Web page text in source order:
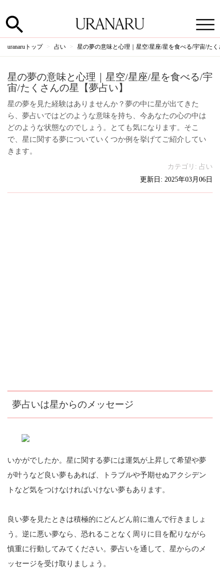
uranaruトップ 占い 星の夢の意味と心理｜星空/星座/星を食べる/宇宙/た
星の夢の意味と心理｜星空/星座/星を食べる/宇
宙/たくさんの星【夢占い】
星の夢を見た経験はありませんか？夢の中に星が出てきた
ら、夢占いではどのような意味を持ち、今あなたの心の中は
どのような状態なのでしょう。とても気になります。そこ
で、星に関する夢についていくつか例を挙げてご紹介してい
きます。
カテゴリ: 占い
更新日: 2025年03月06日
夢占いは星からのメッセージ
いかがでしたか。星に関する夢には運気が上昇して希望や夢
が叶うなど良い夢もあれば、トラブルや予期せぬアクシデン
トなど気をつけなければいけない夢もあります。
良い夢を見たときは積極的にどんどん前に進んで行きましょ
う。逆に悪い夢なら、恐れることなく周りに目を配りながら
慎重に行動してみてください。夢占いを通して、星からのメ
ッセージを受け取りましょう。